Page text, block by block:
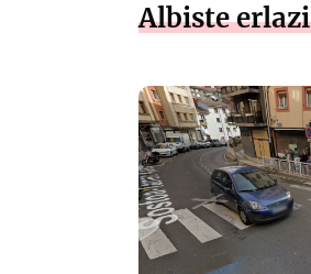
Albiste